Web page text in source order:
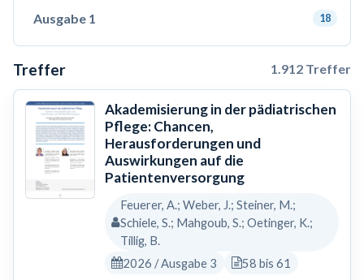
Ausgabe 1 18
Treffer 1.912 Treffer
Akademisierung in der pädiatrischen
Pflege: Chancen,
Herausforderungen und
Auswirkungen auf die
Patientenversorgung
Feuerer, A.; Weber, J.; Steiner, M.;
Schiele, S.; Mahgoub, S.; Oetinger, K.;
Tillig, B.
2026 / Ausgabe 3
58 bis 61